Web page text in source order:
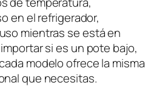
en el refrigerador,
mientras se está en
si es un pote bajo,
modelo ofrece la misma
que necesitas.